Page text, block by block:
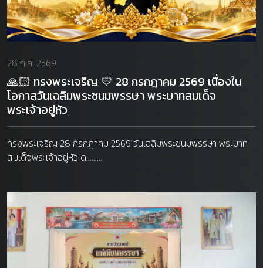
28 ก.ค. 2569
🙏🏻 ทรงพระเจริญ 💛 28 กรกฎาคม 2569 เนื่องใน
โอกาสวันเฉลิมพระชนมพรรษา พระบาทสมเด็จ
พระเจ้าอยู่หัว
ทรงพระเจริญ 28 กรกฎาคม 2569 วันเฉลิมพระชนมพรรษา พระบาท
สมเด็จพระเจ้าอยู่หัว ด.........